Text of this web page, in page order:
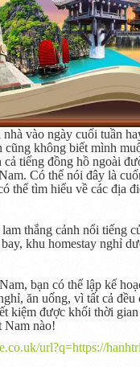
vào ngày cuối tuần
cũng không biết mình
tiếng đồng hồ ngoài
Có thể nói đây là
thể tìm hiểu về các địa
thắng cảnh nổi tiếng
khu homestay nghỉ
bạn có thể lập kế
ăn uống, vì tất cả
kiệm được khối thời
Nam nào!
url?q=https://